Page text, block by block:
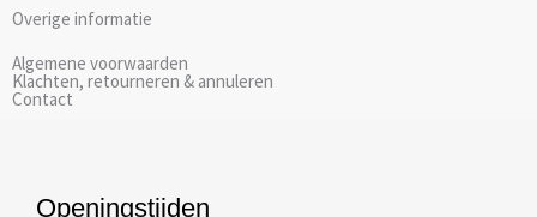
Overige informatie
Algemene voorwaarden
Klachten, retourneren & annuleren
Contact
Openingstijden